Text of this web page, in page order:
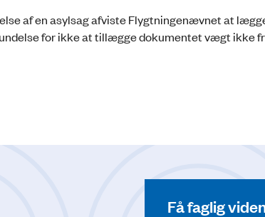
af en asylsag afviste Flygtningenævnet at
for ikke at tillægge dokumentet vægt ikke
Få faglig